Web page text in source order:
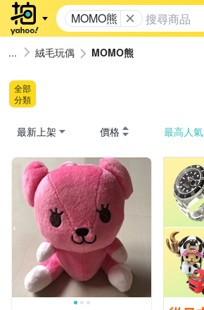
MOMO熊
絨毛玩偶 MOMO熊
全部
分類
最新上架 價格 最高人氣